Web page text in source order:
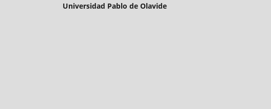
Universidad Pablo de Olavide